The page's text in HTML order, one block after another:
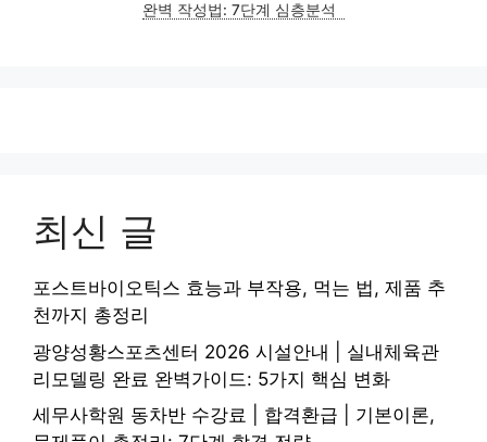
완벽 작성법: 7단계 심층분석
최신 글
포스트바이오틱스 효능과 부작용, 먹는 법, 제품 추
천까지 총정리
광양성황스포츠센터 2026 시설안내 | 실내체육관
리모델링 완료 완벽가이드: 5가지 핵심 변화
세무사학원 동차반 수강료 | 합격환급 | 기본이론,